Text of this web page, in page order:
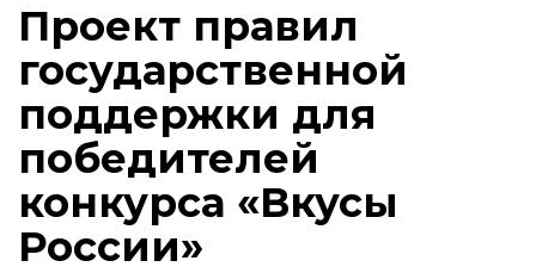
Проект правил
государственной
поддержки для
победителей
конкурса «Вкусы
России»